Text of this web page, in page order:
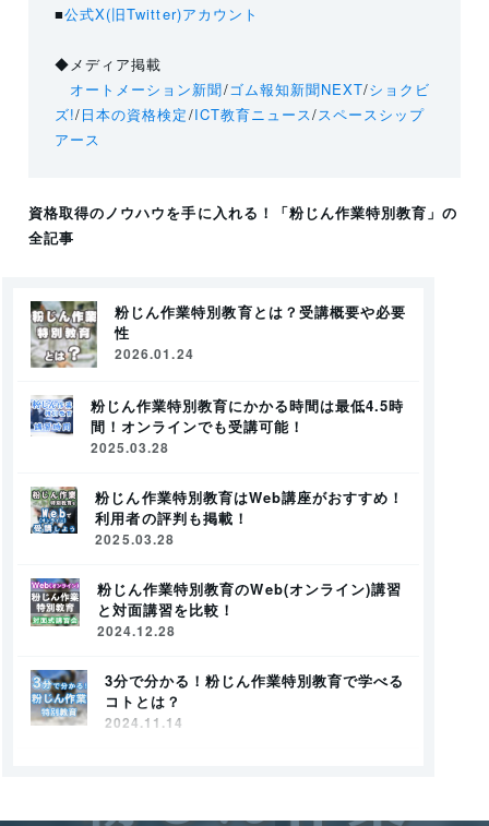
■公式X(旧Twitter)アカウント
◆メディア掲載
オートメーション新聞/ゴム報知新聞NEXT/ショクビ
ズ!/日本の資格検定/ICT教育ニュース/スペースシップ
アース
資格取得のノウハウを手に入れる！ 「粉じん作業特別教育」の
全記事
粉じん作業特別教育とは？受講概要や必要
性
2026.01.24
粉じん作業特別教育にかかる時間は最低4.5時
間！オンラインでも受講可能！
2025.03.28
粉じん作業特別教育はWeb講座がおすすめ！
利用者の評判も掲載！
2025.03.28
粉じん作業特別教育のWeb(オンライン)講習
と対面講習を比較！
2024.12.28
3分で分かる！粉じん作業特別教育で学べる
コトとは？
2024.11.14